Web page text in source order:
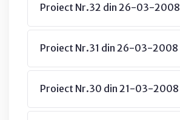
Proiect Nr.32 din 26-03-2008
Proiect Nr.31 din 26-03-2008
Proiect Nr.30 din 21-03-2008